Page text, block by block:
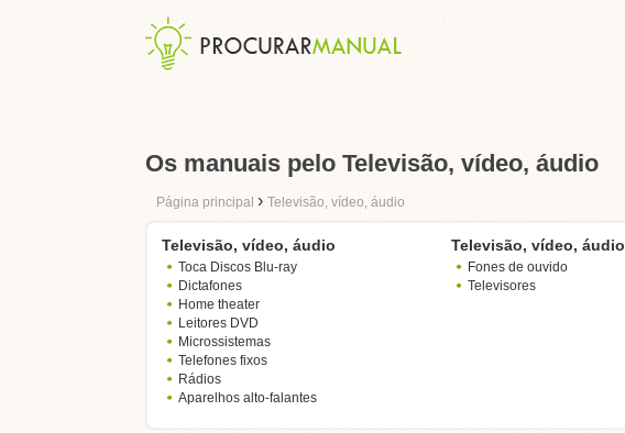
Os manuais pelo Televisão, vídeo, áudio
Página principal › Televisão, vídeo, áudio
Televisão, vídeo, áudio
Toca Discos Blu-ray
Dictafones
Home theater
Leitores DVD
Microssistemas
Telefones fixos
Rádios
Aparelhos alto-falantes
Televisão, vídeo, áudio
Fones de ouvido
Televisores